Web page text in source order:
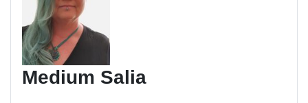
Medium Salia